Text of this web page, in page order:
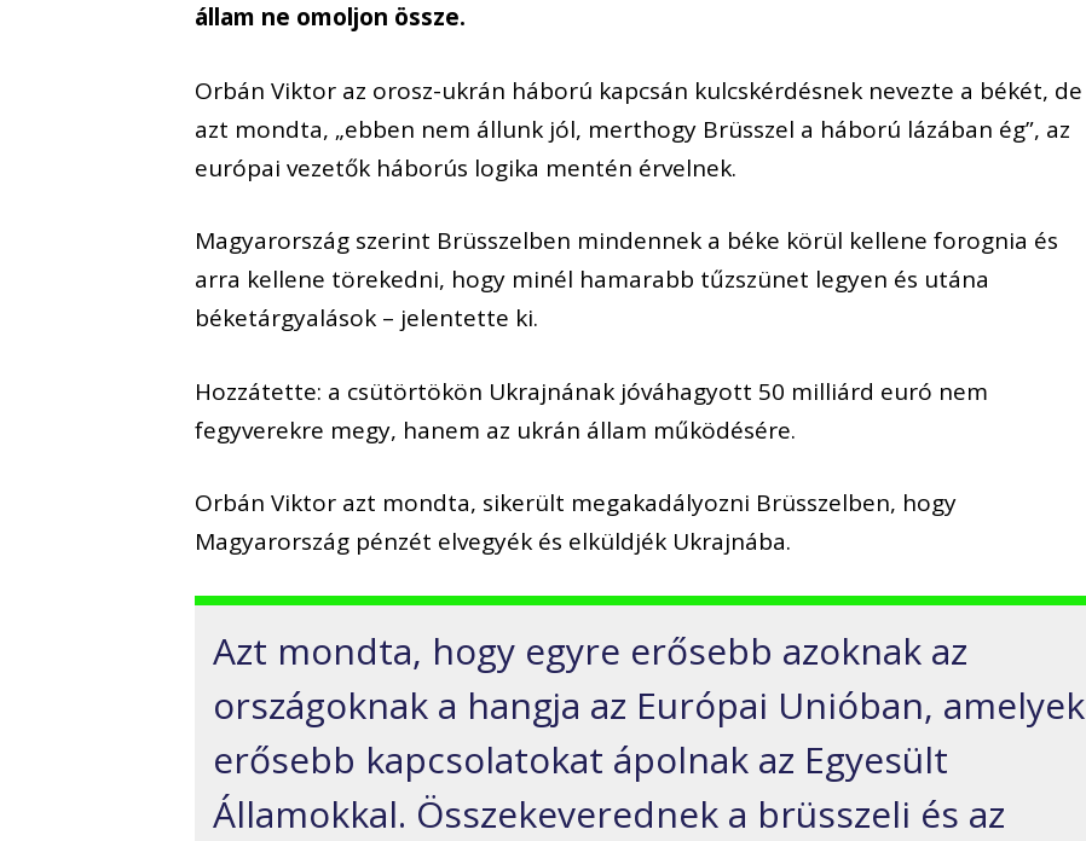
állam ne omoljon össze.
Orbán Viktor az orosz-ukrán háború kapcsán kulcskérdésnek nevezte a békét, de
azt mondta, „ebben nem állunk jól, merthogy Brüsszel a háború lázában ég”, az
európai vezetők háborús logika mentén érvelnek.
Magyarország szerint Brüsszelben mindennek a béke körül kellene forognia és
arra kellene törekedni, hogy minél hamarabb tűzszünet legyen és utána
béketárgyalások – jelentette ki.
Hozzátette: a csütörtökön Ukrajnának jóváhagyott 50 milliárd euró nem
fegyverekre megy, hanem az ukrán állam működésére.
Orbán Viktor azt mondta, sikerült megakadályozni Brüsszelben, hogy
Magyarország pénzét elvegyék és elküldjék Ukrajnába.
Azt mondta, hogy egyre erősebb azoknak az
országoknak a hangja az Európai Unióban, amelyek
erősebb kapcsolatokat ápolnak az Egyesült
Államokkal. Összekeverednek a brüsszeli és az